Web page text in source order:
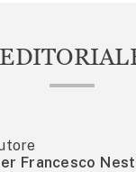
Francesco